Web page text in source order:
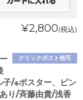
¥2,800(税込)
クリックポスト他可
/※ポスター、ピン
り/斉藤由貴/浅香